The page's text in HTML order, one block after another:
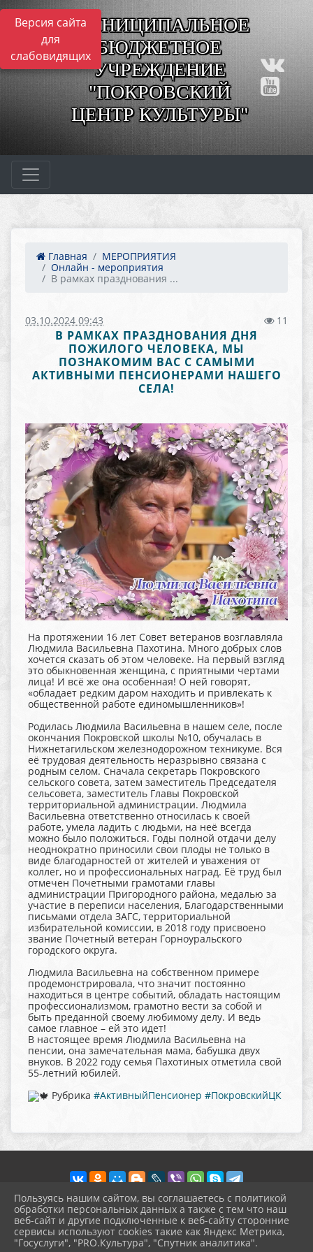
Версия сайта
для
слабовидящих
МУНИЦИПАЛЬНОЕ
БЮДЖЕТНОЕ
УЧРЕЖДЕНИЕ
"ПОКРОВСКИЙ
ЦЕНТР КУЛЬТУРЫ"
Главная
МЕРОПРИЯТИЯ
Онлайн - мероприятия
В рамках празднования ...
03.10.2024 09:43 11
В РАМКАХ ПРАЗДНОВАНИЯ ДНЯ
ПОЖИЛОГО ЧЕЛОВЕКА, МЫ
ПОЗНАКОМИМ ВАС С САМЫМИ
АКТИВНЫМИ ПЕНСИОНЕРАМИ НАШЕГО
СЕЛА!
На протяжении 16 лет Совет ветеранов возглавляла
Людмила Васильевна Пахотина. Много добрых слов
хочется сказать об этом человеке. На первый взгляд
это обыкновенная женщина, с приятными чертами
лица! И всё же она особенная! О ней говорят,
«обладает редким даром находить и привлекать к
общественной работе единомышленников»!
Родилась Людмила Васильевна в нашем селе, после
окончания Покровской школы №10, обучалась в
Нижнетагильском железнодорожном техникуме. Вся
её трудовая деятельность неразрывно связана с
родным селом. Сначала секретарь Покровского
сельского совета, затем заместитель Председателя
сельсовета, заместитель Главы Покровской
территориальной администрации. Людмила
Васильевна ответственно относилась к своей
работе, умела ладить с людьми, на неё всегда
можно было положиться. Годы полной отдачи делу
неоднократно приносили свои плоды не только в
виде благодарностей от жителей и уважения от
коллег, но и профессиональных наград. Её труд был
отмечен Почетными грамотами главы
администрации Пригородного района, медалью за
участие в переписи населения, Благодарственными
письмами отдела ЗАГС, территориальной
избирательной комиссии, в 2018 году присвоено
звание Почетный ветеран Горноуральского
городского округа.
Людмила Васильевна на собственном примере
продемонстрировала, что значит постоянно
находиться в центре событий, обладать настоящим
профессионализмом, грамотно вести за собой и
быть преданной своему любимому делу. И ведь
самое главное – ей это идет!
В настоящее время Людмила Васильевна на
пенсии, она замечательная мама, бабушка двух
внуков. В 2022 году семья Пахотиных отметила свой
55-летний юбилей.
Рубрика #АктивныйПенсионер #ПокровскийЦК
2026 г. pokrov-ck.ru
Вход
Карта сайта
Пользуясь нашим сайтом, вы соглашаетесь с политикой
обработки персональных данных а также с тем что наш
веб-сайт и другие подключенные к веб-сайту сторонние
сервисы используют cookies такие как Яндекс Метрика,
"Госуслуги", "PRO.Культура", "Спутник аналитика".